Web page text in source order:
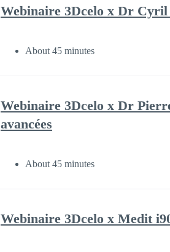
Webinaire 3Dcelo x Dr Cyril
About 45 minutes
Webinaire 3Dcelo x Dr
avancées
About 45 minutes
Webinaire 3Dcelo x Medit